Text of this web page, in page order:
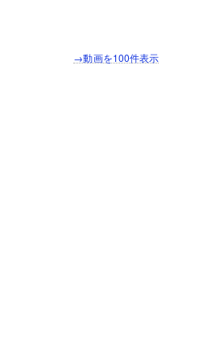
→動画を100件表示